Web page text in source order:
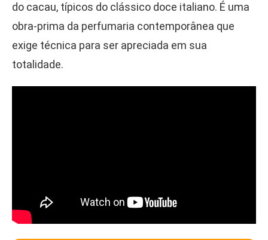
do cacau, típicos do clássico doce italiano. É uma
obra-prima da perfumaria contemporânea que
exige técnica para ser apreciada em sua
totalidade.